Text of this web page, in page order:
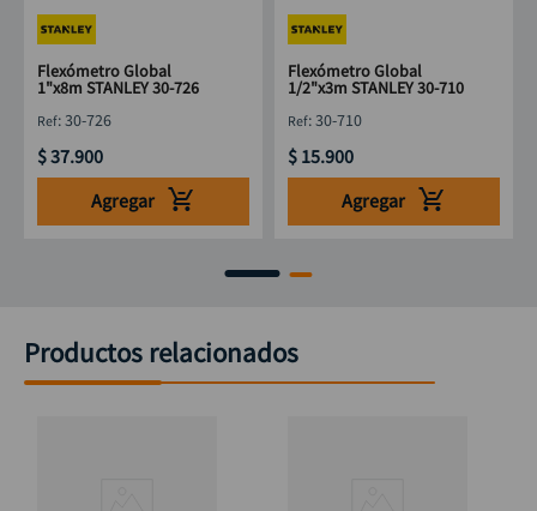
Flexómetro Global
1"x8m STANLEY 30-726
:30-726
$37.900
Agregar
Flexómetro Global
1/2"x3m STANLEY 30-710
:30-710
$ 15.900
Agregar
Productos relacionados